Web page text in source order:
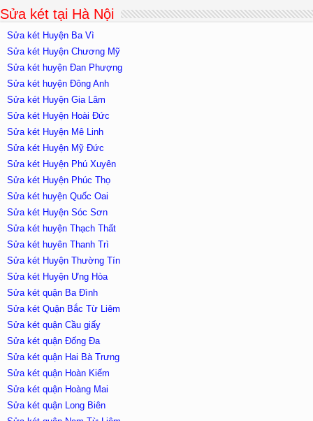
Sửa két tại Hà Nội
Sửa két Huyện Ba Vì
Sửa két Huyện Chương Mỹ
Sửa két huyện Đan Phượng
Sửa két huyện Đông Anh
Sửa két Huyện Gia Lâm
Sửa két Huyện Hoài Đức
Sửa két Huyện Mê Linh
Sửa két Huyện Mỹ Đức
Sửa két Huyện Phú Xuyên
Sửa két Huyện Phúc Thọ
Sửa két huyện Quốc Oai
Sửa két Huyện Sóc Sơn
Sửa két huyện Thạch Thất
Sửa két huyên Thanh Trì
Sửa két Huyện Thường Tín
Sửa két Huyện Ưng Hòa
Sửa két quận Ba Đình
Sửa két Quận Bắc Từ Liêm
Sửa két quận Cầu giấy
Sửa két quận Đống Đa
Sửa két quận Hai Bà Trưng
Sửa két quận Hoàn Kiếm
Sửa két quận Hoàng Mai
Sửa két quận Long Biên